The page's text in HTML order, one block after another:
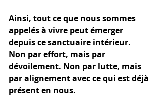
Ainsi, tout ce que nous sommes
appelés à vivre peut émerger
depuis ce sanctuaire intérieur.
Non par effort, mais par
dévoilement. Non par lutte, mais
par alignement avec ce qui est déjà
présent en nous.